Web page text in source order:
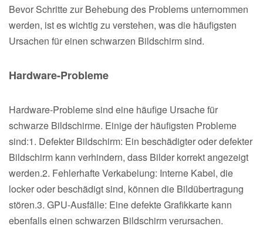
Bevor Schritte zur Behebung des Problems unternommen
werden, ist es wichtig zu verstehen, was die häufigsten
Ursachen für einen schwarzen Bildschirm sind.
Hardware-Probleme
Hardware-Probleme sind eine häufige Ursache für
schwarze Bildschirme. Einige der häufigsten Probleme
sind:1. Defekter Bildschirm: Ein beschädigter oder defekter
Bildschirm kann verhindern, dass Bilder korrekt angezeigt
werden.2. Fehlerhafte Verkabelung: Interne Kabel, die
locker oder beschädigt sind, können die Bildübertragung
stören.3. GPU-Ausfälle: Eine defekte Grafikkarte kann
ebenfalls einen schwarzen Bildschirm verursachen.